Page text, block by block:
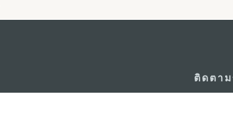
ติดตา